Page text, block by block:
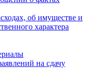
об имуществе и
характера
на сдачу